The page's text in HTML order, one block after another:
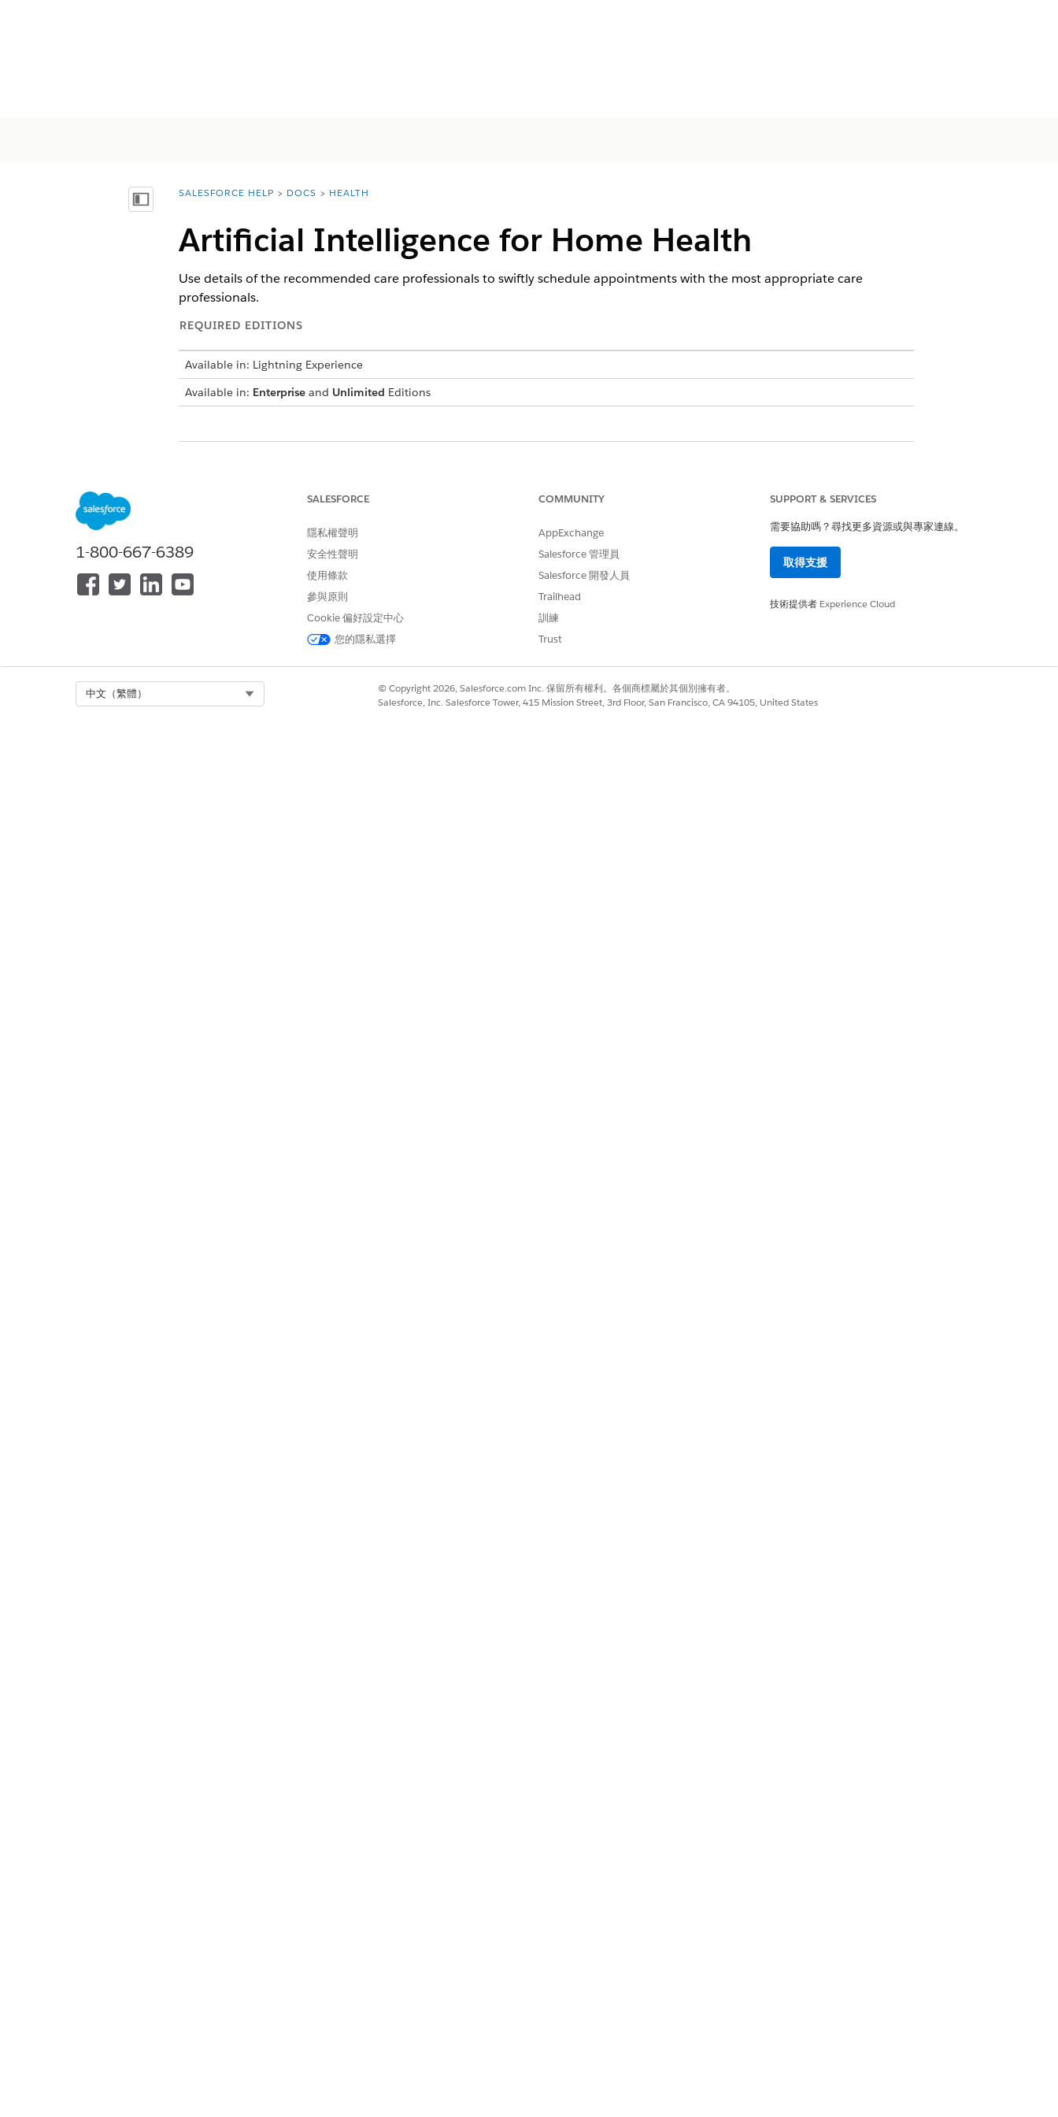
顯示目錄 You are here:
SALESFORCE HELP DOCS HEALTH
Artificial Intelligence for Home Health
Use details of the recommended care professionals to swiftly schedule appointments with the most appropriate care
professionals.
REQUIRED EDITIONS
Available in: Lightning Experience
Available in: Enterpriseand Unlimited Editions
1-800-667-6389
SALESFORCE
隱私權聲明
安全性聲明
使用條款
參與原則
Cookie 偏好設定中心
您的隱私選擇
COMMUNITY
AppExchange
Salesforce 管理員
Salesforce 開發人員
Trailhead
訓練
Trust
SUPPORT & SERVICES
需要協助嗎？尋找更多資源或與專家連線。
取得支援
技術提供者 Experience Cloud
中文（繁體）
© Copyright 2026, Salesforce.com Inc. 保留所有權利。各個商標屬於其個別擁有者。
Salesforce, Inc. Salesforce Tower, 415 Mission Street, 3rd Floor, San Francisco, CA 94105, United States